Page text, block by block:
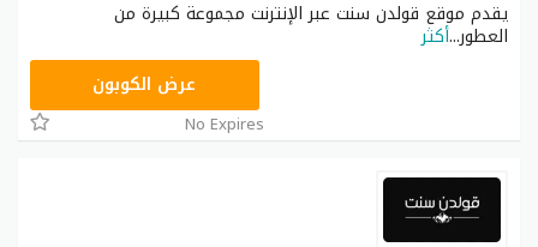
يقدم موقع قولدن سنت عبر الإنترنت مجموعة كبيرة من
العطور...أكثر
عرض الكوبون
No Expires